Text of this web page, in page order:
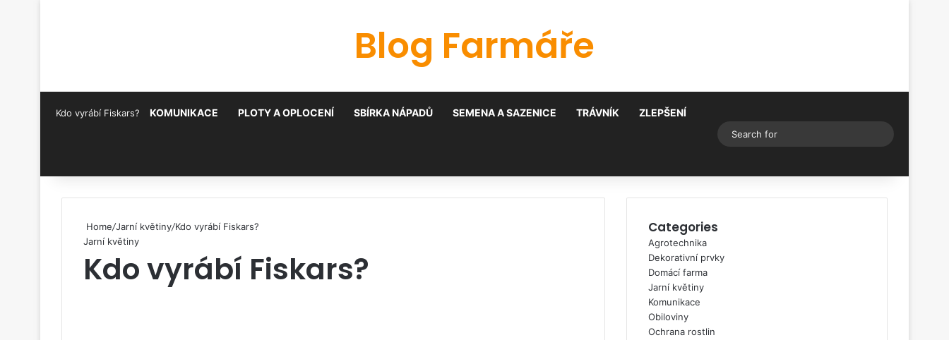
Blog Farmáře
Kdo vyrábí Fiskars? KOMUNIKACE PLOTY A OPLOCENÍ SBÍRKA NÁPADŮ SEMENA A SAZENICE TRÁVNÍK ZLEPŠENÍ
Switch skin
Home/Jarní květiny/Kdo vyrábí Fiskars?
Jarní květiny
Kdo vyrábí Fiskars?
Categories
Agrotechnika
Dekorativní prvky
Domácí farma
Jarní květiny
Komunikace
Obiloviny
Ochrana rostlin